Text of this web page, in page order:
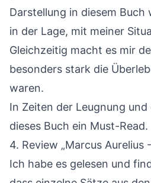
Darstellung in diesem
in der Lage, mit meiner
Gleichzeitig macht es mir
besonders stark die
waren.
In Zeiten der Leugnung
dieses Buch ein Must-Read.
4. Review „Marcus Aurelius
Ich habe es gelesen und